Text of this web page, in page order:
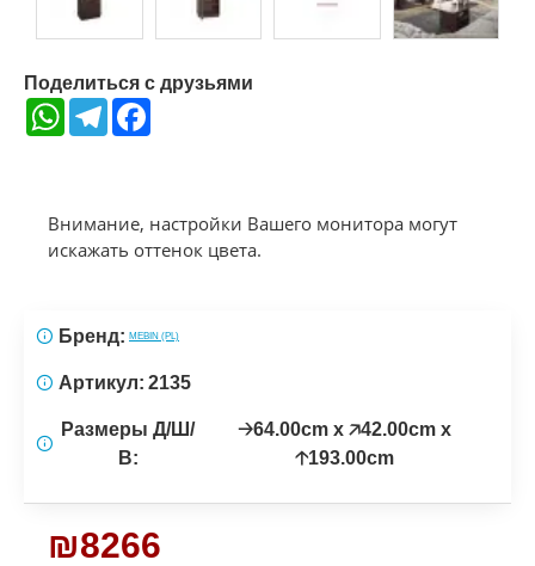
Поделиться с друзьями
WhatsAppTelegram
Внимание, настройки Вашего монитора могут
искажать оттенок цвета.
₪8266
Бренд: MEBIN (PL)
Артикул: 2135
Размеры Д/Ш/
В:
🡢64.00cm x 🡥42.00cm x
🡡193.00cm